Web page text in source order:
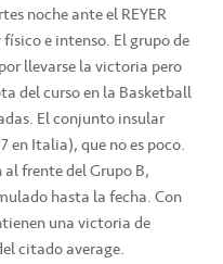
noche ante el REYER
e intenso. El grupo de
llevarse la victoria pero
del curso en la Basketball
El conjunto insular
en Italia), que no es poco.
frente del Grupo B,
hasta la fecha. Con
una victoria de
citado average.